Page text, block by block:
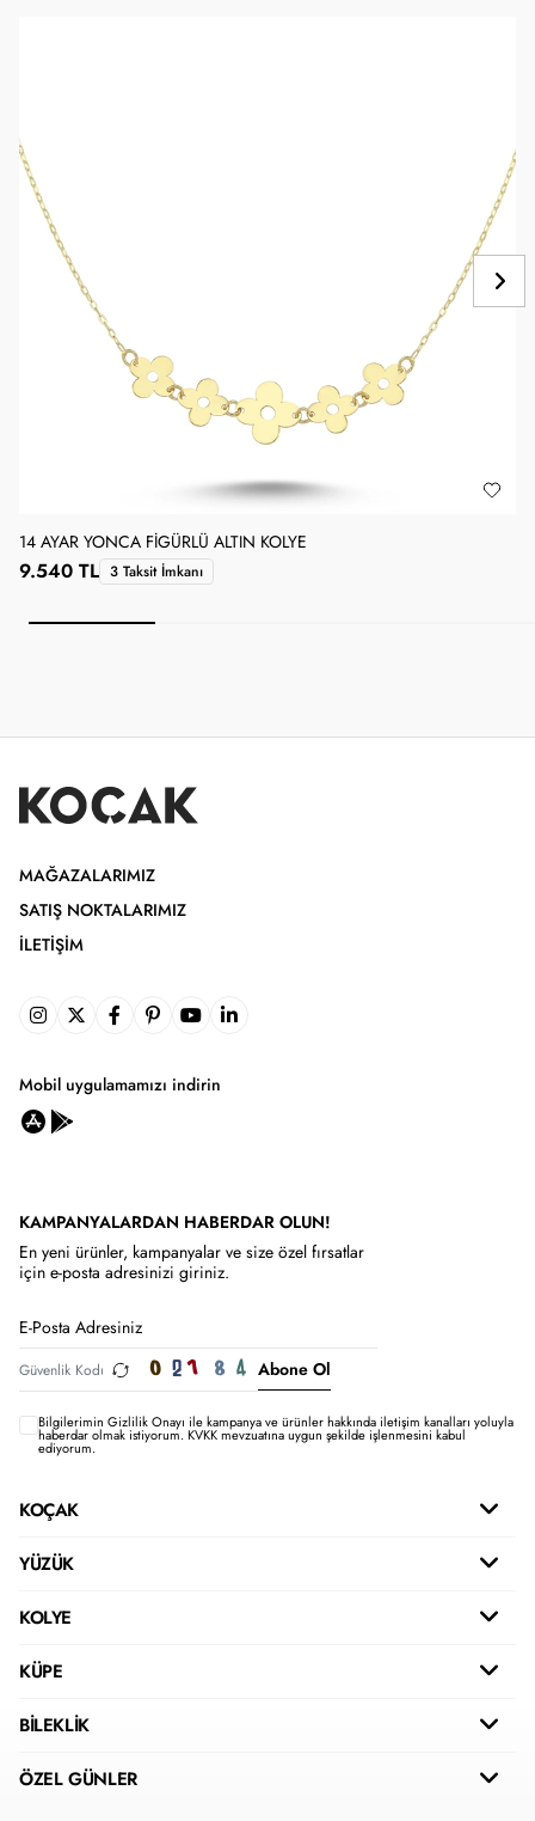
14 AYAR YONCA FIGÜRLÜ ALTIN KOLYE
9.540 TL 3 Taksit İmkanı
MAĞAZALARIMIZ
SATIŞ NOKTALARIMIZ
İLETIŞIM
Mobil uygulamamızı indirin
KAMPANYALARDAN HABERDAR OLUN!
En yeni ürünler, kampanyalar ve size özel fırsatlar
için e-posta adresinizi giriniz.
Abone Ol
Bilgilerimin Gizlilik Onayı ile kampanya ve ürünler hakkında iletişim kanalları yoluyla
haberdar olmak istiyorum.KVKK mevzuatına uygun şekilde işlenmesini kabul
ediyorum.
KOÇAK
YÜZÜK
KOLYE
KÜPE
BİLEKLİK
ÖZEL GÜNLER